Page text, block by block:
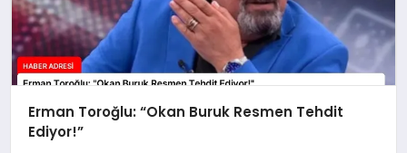
Erman Toroğlu: “Okan Buruk Resmen Tehdit
Ediyor!”